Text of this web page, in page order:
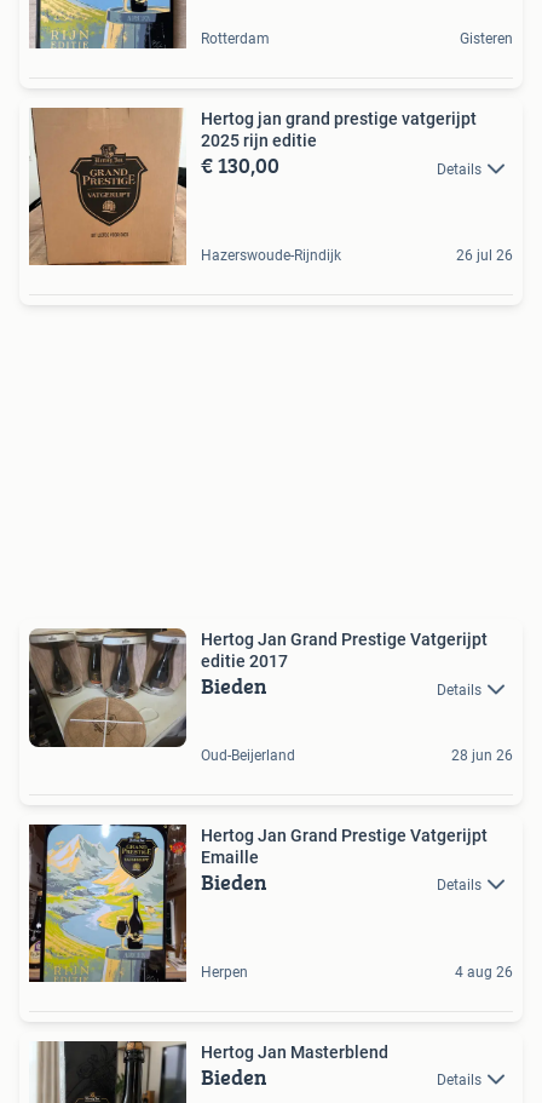
Rotterdam Gisteren
Hertog jan grand prestige vatgerijpt
2025 rijn editie
€ 130,00 Details
Hazerswoude-Rijndijk 26 jul 26
Hertog Jan Grand Prestige Vatgerijpt
editie 2017
Bieden Details
Oud-Beijerland 28 jun 26
Hertog Jan Grand Prestige Vatgerijpt
Emaille
Bieden Details
Herpen 4 aug 26
Hertog Jan Masterblend
Bieden Details